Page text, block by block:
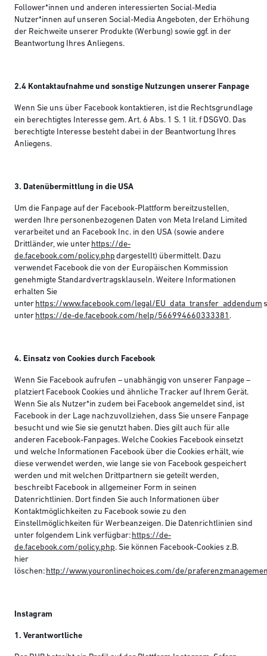
Follower*innen und anderen interessierten Social-Media
Nutzer*innen auf unseren Social-Media Angeboten, der Erhöhung
der Reichweite unserer Produkte (Werbung) sowie ggf. in der
Beantwortung Ihres Anliegens.
2.4 Kontaktaufnahme und sonstige Nutzungen unserer Fanpage
Wenn Sie uns über Facebook kontaktieren, ist die Rechtsgrundlage
ein berechtigtes Interesse gem. Art. 6 Abs. 1 S. 1 lit. f DSGVO. Das
berechtigte Interesse besteht dabei in der Beantwortung Ihres
Anliegens.
3. Datenübermittlung in die USA
Um die Fanpage auf der Facebook-Plattform bereitzustellen,
werden Ihre personenbezogenen Daten von Meta Ireland Limited
verarbeitet und an Facebook Inc. in den USA (sowie andere
Drittländer, wie unter https://de-
de.facebook.com/policy.php dargestellt) übermittelt. Dazu
verwendet Facebook die von der Europäischen Kommission
genehmigte Standardvertragsklauseln. Weitere Informationen
erhalten Sie
unter https://www.facebook.com/legal/EU_data_transfer_addendum
unter https://de-de.facebook.com/help/566994660333381 .
4. Einsatz von Cookies durch Facebook
Wenn Sie Facebook aufrufen – unabhängig von unserer Fanpage –
platziert Facebook Cookies und ähnliche Tracker auf Ihrem Gerät.
Wenn Sie als Nutzer*in zudem bei Facebook angemeldet sind, ist
Facebook in der Lage nachzuvollziehen, dass Sie unsere Fanpage
besucht und wie Sie sie genutzt haben. Dies gilt auch für alle
anderen Facebook-Fanpages. Welche Cookies Facebook einsetzt
und welche Informationen Facebook über die Cookies erhält, wie
diese verwendet werden, wie lange sie von Facebook gespeichert
werden und mit welchen Drittpartnern sie geteilt werden,
beschreibt Facebook in allgemeiner Form in seinen
Datenrichtlinien. Dort finden Sie auch Informationen über
Kontaktmöglichkeiten zu Facebook sowie zu den
Einstellmöglichkeiten für Werbeanzeigen. Die Datenrichtlinien sind
unter folgendem Link verfügbar: https://de-
de.facebook.com/policy.php. Sie können Facebook-Cookies z.B.
hier
löschen: http://www.youronlinechoices.com/de/
Instagram
1. Verantwortliche